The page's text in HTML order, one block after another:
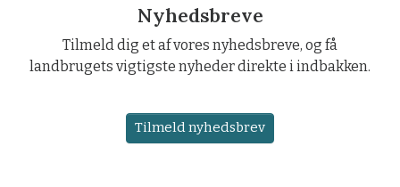
Nyhedsbreve
Tilmeld dig et af vores nyhedsbreve, og få
landbrugets vigtigste nyheder direkte i indbakken.
Tilmeld nyhedsbrev